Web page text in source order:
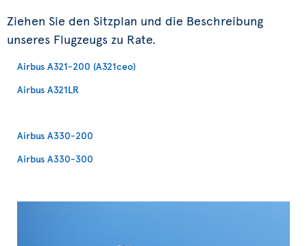
Ziehen Sie den Sitzplan und die Beschreibung
unseres Flugzeugs zu Rate.
Airbus A321-200 (A321ceo)
Airbus A321LR
Airbus A330-200
Airbus A330-300